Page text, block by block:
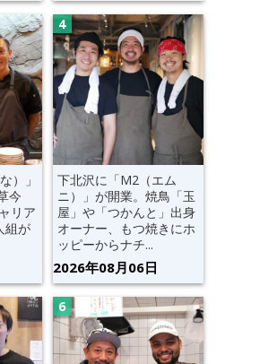
）」
今
リア
組が
下北沢に「M2（エム
ニ）」が開業。焼鳥「玉
屋」や「つかんと」出身
オーナー、もつ焼きにホ
ッピーからナチ...
2026年08月06日